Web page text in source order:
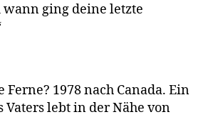
wann ging deine letzte
1978 nach Canada. Ein
Vaters lebt in der Nähe von